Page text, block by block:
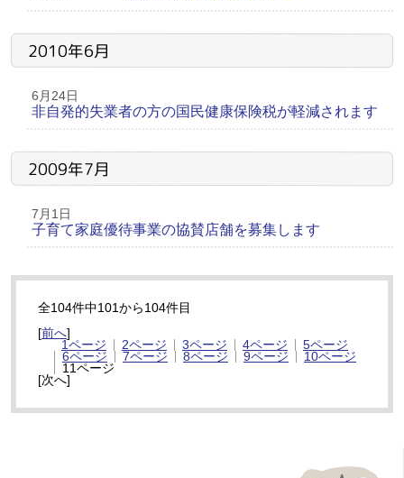
2010年6月
6月24日
非自発的失業者の方の国民健康保険税が軽減されます
2009年7月
7月1日
子育て家庭優待事業の協賛店舗を募集します
全104件中101から104件目
[前へ]
1ページ
2ページ 3ページ 4ページ
5ページ
6ページ
7ページ 8ページ 9ページ
10ページ
11ページ
[次へ]